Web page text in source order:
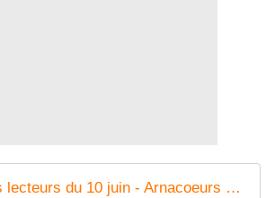
Le courrier des lecteurs du 10 juin - Arnacoeurs Côte d'Ivoire ©